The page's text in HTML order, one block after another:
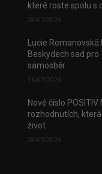
které roste spolu s
28/07/2026
Lucie Romanovská
Beskydech sad pro
samosběr
16/07/2026
Nové číslo POSITIV
rozhodnutích,
život
28/05/2026